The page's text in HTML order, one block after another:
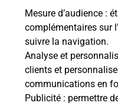
Mesure d’audience :
complémentaires sur
suivre la navigation.
Analyse et
clients et
communications en
Publicité : permettre
Boîte aux
Prochaine
10 Place Hippolyte
08390
Bairon Et Ses
Le lien s'ouvre dans un